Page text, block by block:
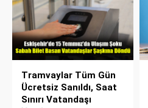
Tramvaylar Tüm Gün
Ücretsiz Sanıldı, Saat
Sınırı Vatandaşı